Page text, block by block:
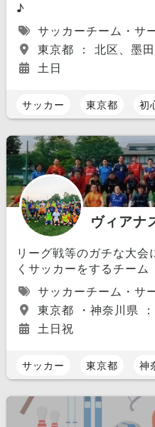
♪
サッカーチーム・サ
東京都 ： 北区、墨
土日
サッカー 東京都 初
ヴィアナ
リーグ戦等のガチな大会
くサッカーをするチーム
サッカーチーム・サ
東京都 ・神奈川県
土日祝
サッカー 東京都 神